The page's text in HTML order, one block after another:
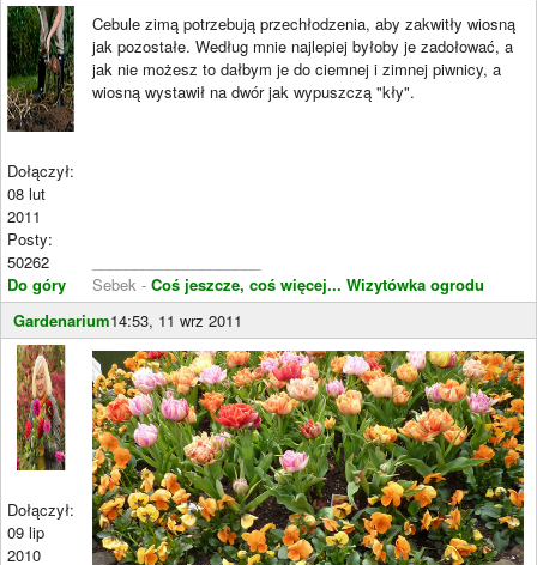
Dołączył:
08 lut
2011
Posty:
50262
Do góry
Cebule zimą potrzebują przechłodzenia, aby zakwitły wiosną
jak pozostałe. Według mnie najlepiej byłoby je zadołować, a
jak nie możesz to dałbym je do ciemnej i zimnej piwnicy, a
wiosną wystawił na dwór jak wypuszczą "kły".
Sebek - Coś jeszcze, coś więcej... Wizytówka ogrodu
Gardenarium14:53, 11 wrz 2011
Dołączył:
09 lip
2010